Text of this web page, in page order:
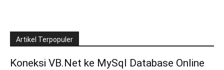
Artikel Terpopuler
Koneksi VB.Net ke MySql Database Online